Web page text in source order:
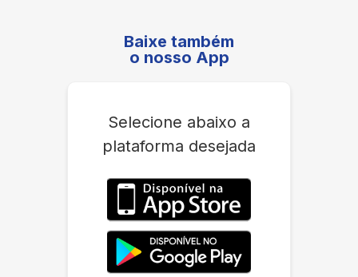
Baixe também
o nosso App
Selecione abaixo a
plataforma desejada